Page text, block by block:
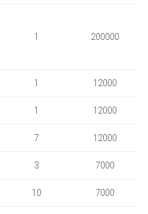
1 200000
1 12000
1 12000
7 12000
3 7000
10 7000